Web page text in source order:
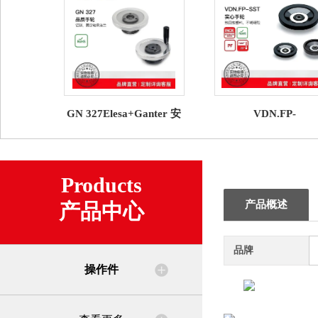
GN 327Elesa+Ganter 安
VDN.FP-
轮
Products
产品中心
操作件
产品概述
品牌